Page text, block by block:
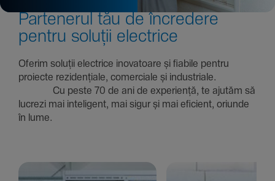
Parte­nerul tău de încre­dere
pentru soluții electrice
Oferim soluții electrice inova­toare și fiabile pentru
proiecte rezi­den­țiale, comer­ciale și indus­triale.
Cu peste 70 de ani de expe­riență, te ajutăm să
lucrezi mai inte­li­gent, mai sigur și mai eficient, oriunde
în lume.